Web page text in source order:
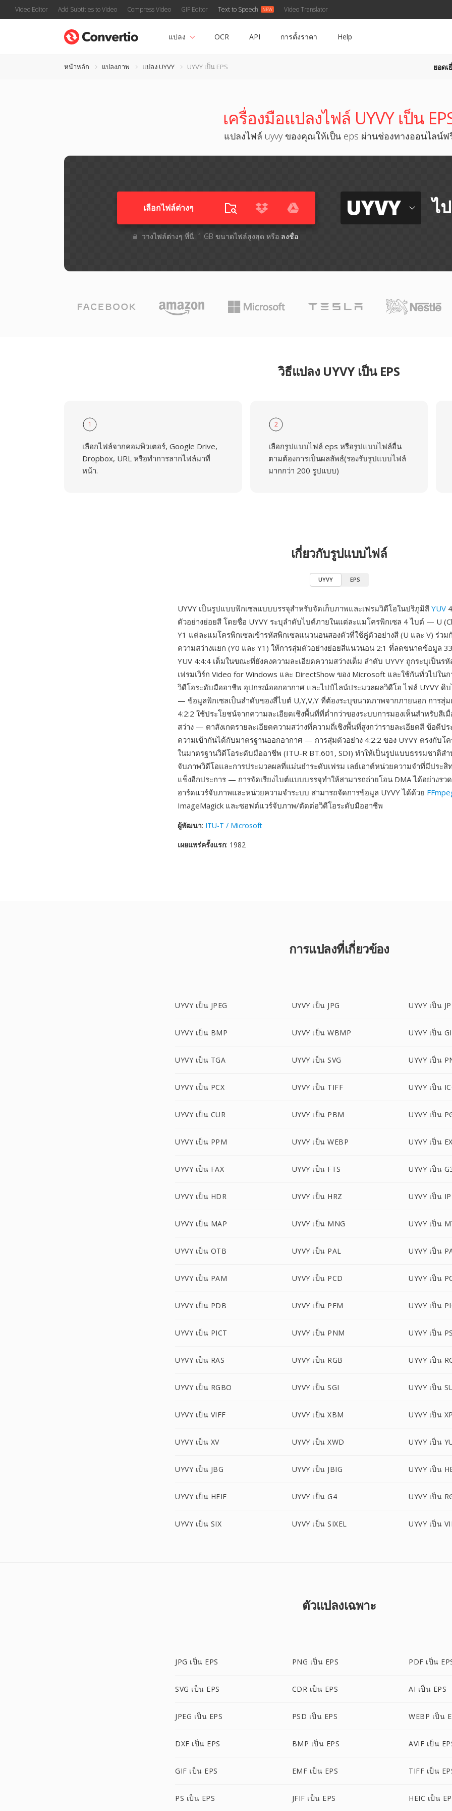
Video Editor Add Subtitles to Video Compress Video GIF Editor Text to Speech Video Translator
แปลง OCR API การตั้งราคา Help
หน้าหลัก แปลงภาพ แปลง UYVY UYVY เป็น EPS ยอดเ
เครื่องมือแปลงไฟล์ UYVY เป็น
แปลงไฟล์ uyvy ของคุณให้เป็น eps ผ่านช่องทางออนไลน์ฟ
เลือกไฟล์ต่างๆ​
วางไฟล์ต่างๆ​ ที่นี่. 1 GB ขนาดไฟล์สูงสุด หรือ ลงชื่อ
UYVY ไ
วิธีแปลง UYVY เป็น EPS
1
เลือกไฟล์จากคอมพิวเตอร์, Google Drive,
Dropbox, URL หรือทำการลากไฟล์มาที่
หน้า.
2
เลือกรูปแบบไฟล์ eps หรือรูปแบบไฟล์อื่น
ตามต้องการเป็นผลลัพธ์(รองรับรูปแบบไฟล์
มากกว่า 200 รูปแบบ)
เกี่ยวกับรูปแบบไฟล์
UYVY EPS
UYVY เป็นรูปแบบพิกเซลแบบบรรจุสำหรับจัดเก็บภาพและเฟรมวิดีโอในปริภูมิสี YUV
ตัวอย่างย่อยสี โดยชื่อ UYVY ระบุลำดับไบต์ภายในแต่ละแมโครพิกเซล 4 ไบต์ — U
Y1 แต่ละแมโครพิกเซลเข้ารหัสพิกเซลแนวนอนสองตัวที่ใช้คู่ตัวอย่างสี (U และ V) ร่ว
ความสว่างแยก (Y0 และ Y1) ให้การสุ่มตัวอย่างย่อยสีแนวนอน 2:1 ที่ลดขนาดข้อมูล
YUV 4:4:4 เต็มในขณะที่ยังคงความละเอียดความสว่างเต็ม ลำดับ UYVY ถูกระบุเป็นรหั
เฟรมเวิร์ก Video for Windows และ DirectShow ของ Microsoft และใช้กันทั่วไปใน
วิดีโอระดับมืออาชีพ อุปกรณ์ออกอากาศ และไปป์ไลน์ประมวลผลวิดีโอ ไฟล์ UYVY ดิบ
— ข้อมูลพิกเซลเป็นลำดับของสี่ไบต์ U,Y,V,Y ที่ต้องระบุขนาดภาพจากภายนอก การสุ่ม
4:2:2 ใช้ประโยชน์จากความละเอียดเชิงพื้นที่ที่ต่ำกว่าของระบบการมองเห็นสำหรับสีเ
สว่าง — ตาสังเกตรายละเอียดความสว่างที่ความถี่เชิงพื้นที่สูงกว่ารายละเอียดสี ข้อดีป
ความเข้ากันได้กับมาตรฐานออกอากาศ — การสุ่มตัวอย่าง 4:2:2 ของ UYVY ตรงกับโค
ในมาตรฐานวิดีโอระดับมืออาชีพ (ITU-R BT.601, SDI) ทำให้เป็นรูปแบบธรรมชาติส
จับภาพวิดีโอและการประมวลผลที่แม่นยำระดับเฟรม เลย์เอาต์หน่วยความจำที่มีประสิ
แข็งอีกประการ — การจัดเรียงไบต์แบบบรรจุทำให้สามารถถ่ายโอน DMA ได้อย่างรวด
ฮาร์ดแวร์จับภาพและหน่วยความจำระบบ สามารถจัดการข้อมูล UYVY ได้ด้วย
ImageMagick และซอฟต์แวร์จับภาพ/ตัดต่อวิดีโอระดับมืออาชีพ
ผู้พัฒนา: ITU-T / Microsoft
เผยแพร่ครั้งแรก: 1982
การแปลงที่เกี่ยวข้อง
UYVY เป็น JPEG UYVY เป็น JPG UYVY เป็น
UYVY เป็น BMP UYVY เป็น WBMP UYVY เป็น
UYVY เป็น TGA UYVY เป็น SVG UYVY เป็น
UYVY เป็น PCX UYVY เป็น TIFF UYVY เป็น
UYVY เป็น CUR UYVY เป็น PBM UYVY เป็น
UYVY เป็น PPM UYVY เป็น WEBP UYVY เป็น
UYVY เป็น FAX UYVY เป็น FTS UYVY เป็น
UYVY เป็น HDR UYVY เป็น HRZ UYVY เป็น
UYVY เป็น MAP UYVY เป็น MNG UYVY เป็น
UYVY เป็น OTB UYVY เป็น PAL UYVY เป็น
UYVY เป็น PAM UYVY เป็น PCD UYVY เป็น
UYVY เป็น PDB UYVY เป็น PFM UYVY เป็น
UYVY เป็น PICT UYVY เป็น PNM UYVY เป็น
UYVY เป็น RAS UYVY เป็น RGB UYVY เป็น
UYVY เป็น RGBO UYVY เป็น SGI UYVY เป็น
UYVY เป็น VIFF UYVY เป็น XBM UYVY เป็น
UYVY เป็น XV UYVY เป็น XWD UYVY เป็น
UYVY เป็น JBG UYVY เป็น JBIG UYVY เป็น
UYVY เป็น HEIF UYVY เป็น G4 UYVY เป็น
UYVY เป็น SIX UYVY เป็น SIXEL UYVY เป็น
ตัวแปลงเฉพาะ
JPG เป็น EPS PNG เป็น EPS PDF เป็น
SVG เป็น EPS CDR เป็น EPS AI เป็น EPS
JPEG เป็น EPS PSD เป็น EPS WEBP เป็น
DXF เป็น EPS BMP เป็น EPS AVIF เป็น
GIF เป็น EPS EMF เป็น EPS TIFF เป็น
PS เป็น EPS JFIF เป็น EPS HEIC เป็น